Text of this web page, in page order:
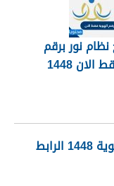
نظام نور برقم
1448
تحديث بيانات الصندوق العقاري برقم الهوية 1448 الرابط